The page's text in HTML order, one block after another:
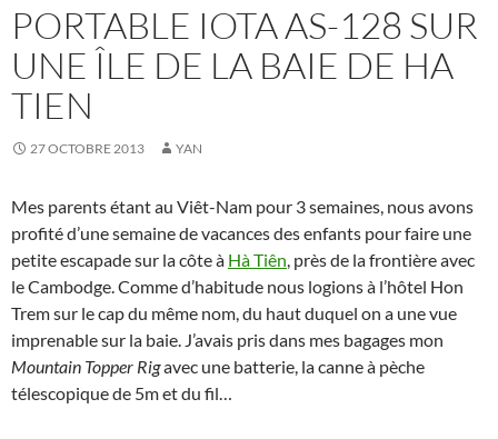
PORTABLE IOTA AS-128 SUR
UNE ÎLE DE LA BAIE DE HA
TIEN
27 OCTOBRE 2013 YAN
Mes parents étant au Viêt-Nam pour 3 semaines, nous avons
profité d’une semaine de vacances des enfants pour faire une
petite escapade sur la côte à Hà Tiên , près de la frontière avec
le Cambodge. Comme d’habitude nous logions à l’hôtel Hon
Trem sur le cap du même nom, du haut duquel on a une vue
imprenable sur la baie. J’avais pris dans mes bagages mon
Mountain Topper Rigavec une batterie, la canne à pèche
télescopique de 5m et du fil…